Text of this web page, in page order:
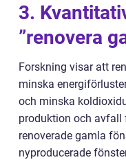
3.
”renovera
Forskning visar att
minska
och minska
produktion och avfall
renoverade gamla
nyproducerade